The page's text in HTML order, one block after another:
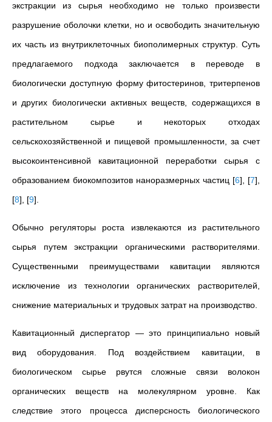
экстракции из сырья необходимо не только произвести
разрушение оболочки клетки, но и освободить значительную
их часть из внутриклеточных биополимерных структур. Суть
предлагаемого подхода заключается в переводе в
биологически доступную форму фитостеринов, тритерпенов
и других биологически активных веществ, содержащихся в
растительном сырье и некоторых отходах
сельскохозяйственной и пищевой промышленности, за счет
высокоинтенсивной кавитационной переработки сырья с
образованием биокомпозитов наноразмерных частиц [6] [7]
[8] [9]
Обычно регуляторы роста извлекаются из растительного
сырья путем экстракции органическими растворителями.
Существенными преимуществами кавитации являются
исключение из технологии органических растворителей,
снижение материальных и трудовых затрат на производство.
Кавитационный диспергатор — это принципиально новый
вид оборудования. Под воздействием кавитации, в
биологическом сырье рвутся сложные связи волокон
органических веществ на молекулярном уровне. Как
следствие этого процесса дисперсность биологического